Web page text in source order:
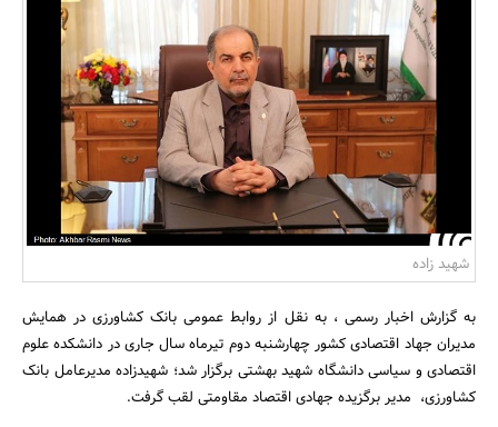
بانک، بیمه و سرمایه
مسکن و ساختمان
شهید زاده
به گزارش اخبار رسمی ، به نقل از روابط عمومی بانک کشاورزی در همایش
مدیران جهاد اقتصادی کشور چهارشنبه دوم تیرماه سال جاری در دانشکده علوم
اقتصادی و سیاسی دانشگاه شهید بهشتی برگزار شد؛ شهیدزاده مدیرعامل بانک
کشاورزی، مدیر برگزیده جهادی اقتصاد مقاومتی لقب گرفت.